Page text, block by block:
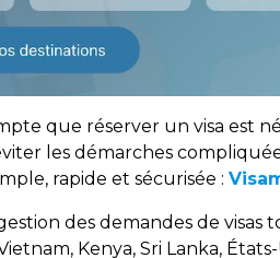
que réserver un visa est
les démarches
rapide et sécurisée :
des demandes de visas
Kenya, Sri Lanka, États-